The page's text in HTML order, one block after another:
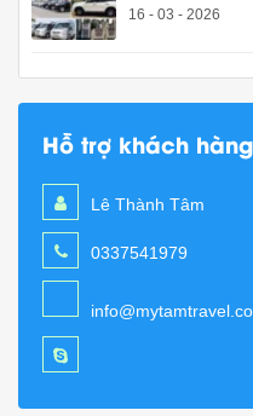
16 - 03 - 2026
Hỗ trợ khách hàng
Lê Thành Tâm
0337541979